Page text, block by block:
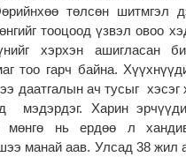
төлсөн шитмгэл
тооцоод үзвэл овоо
хэрхэн ашигласан
тоо гарч байна.
даатгалын ач тусыг хэсэг
мэдэрдэг. Харин
мөнгө нь ердөө л
манай аав. Улсад 38 жил